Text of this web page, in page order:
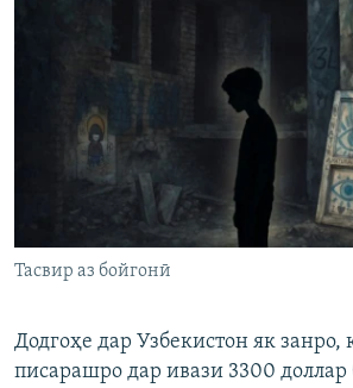
Тасвир аз бойгонӣ
Додгоҳе дар Узбекистон як занро,
писарашро дар ивази 3300 доллар